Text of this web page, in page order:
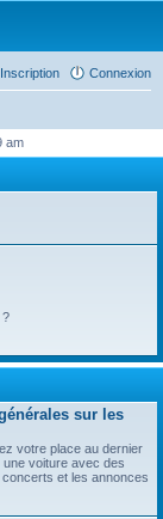
Connexion
Inscription
am
?
sur les
votre place au dernier
voiture avec des
et les annonces